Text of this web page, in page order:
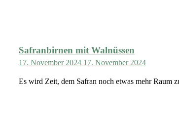
Safranbirnen mit Walnüssen
17. November 2024 17. November 2024
Es wird Zeit, dem Safran noch etwas mehr Raum